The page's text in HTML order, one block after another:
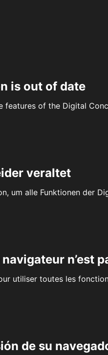
is out of date
features of the Digital
veraltet
um alle Funktionen der
n’est
utiliser toutes les
de su